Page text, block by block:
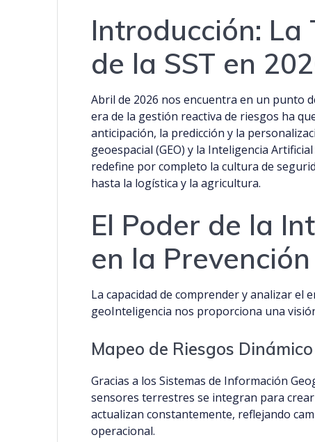
Introducción:
de la SST en
Abril de 2026 nos encuentra en un punto
era de la gestión reactiva de riesgos ha
anticipación, la predicción y la
geoespacial (GEO) y la Inteligencia
redefine por completo la cultura de
hasta la logística y la agricultura.
El Poder de la
en la
La capacidad de comprender y analizar
geoInteligencia nos proporciona una visión
Mapeo de Riesgos
Gracias a los Sistemas de Información
sensores terrestres se integran para
actualizan constantemente, reflejando
operacional.